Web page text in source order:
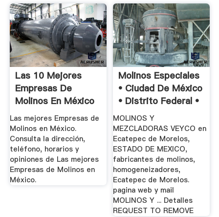
Las 10 Mejores
Empresas De
Molinos En México
Las mejores Empresas de
Molinos en México.
Consulta la dirección,
teléfono, horarios y
opiniones de Las mejores
Empresas de Molinos en
México.
Molinos Especiales
• Ciudad De México
• Distrito Federal •
MOLINOS Y
MEZCLADORAS VEYCO en
Ecatepec de Morelos,
ESTADO DE MEXICO,
fabricantes de molinos,
homogeneizadores,
Ecatepec de Morelos.
pagina web y mail
MOLINOS Y ... Detalles
REQUEST TO REMOVE